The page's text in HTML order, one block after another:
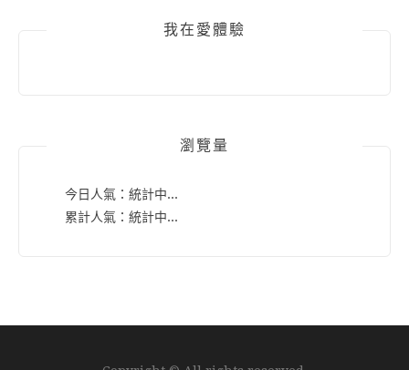
我在愛體驗
瀏覽量
今日人氣： 統計中...
累計人氣： 統計中...